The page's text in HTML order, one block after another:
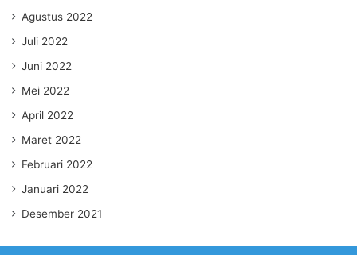
Agustus 2022
Juli 2022
Juni 2022
Mei 2022
April 2022
Maret 2022
Februari 2022
Januari 2022
Desember 2021